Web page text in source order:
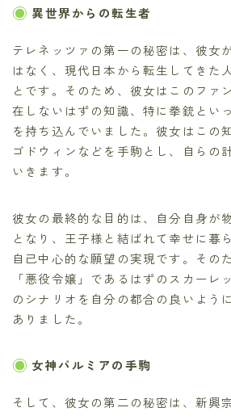
異世界からの転生者
テレネッツァの第一の秘密は、彼女
はなく、現代日本から転生してきた
とです。そのため、彼女はこのファ
在しないはずの知識、特に拳銃とい
を持ち込んでいました。彼女はこの
ゴドウィンなどを手駒とし、自らの
いきます。
彼女の最終的な目的は、自分自身が
となり、王子様と結ばれて幸せに暮
自己中心的な願望の実現です。その
「悪役令嬢」であるはずのスカーレ
のシナリオを自分の都合の良いよう
ありました。
女神パルミアの手駒
そして、彼女の第二の秘密は、新興